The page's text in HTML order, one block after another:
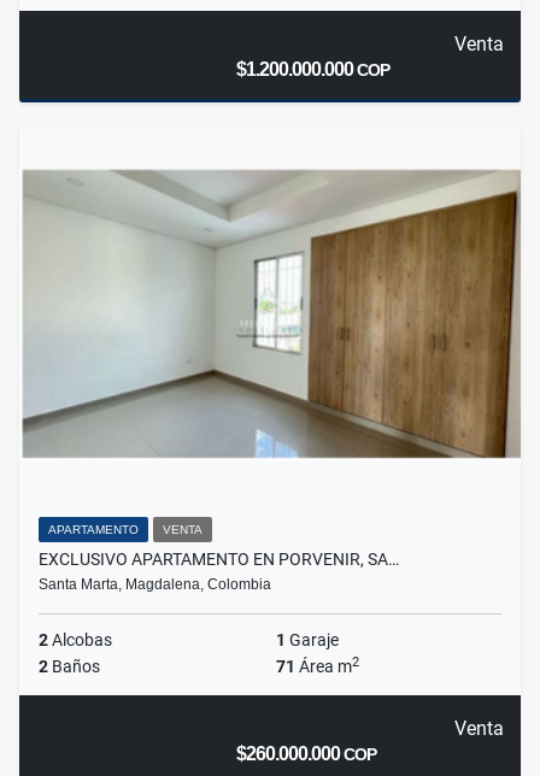
Venta
$1.200.000.000COP
APARTAMENTO VENTA
EXCLUSIVO APARTAMENTO EN PORVENIR, SA…
Santa Marta, Magdalena, Colombia
2Alcobas 1 Garaje
2 Baños 71 Área m2
Venta
$260.000.000COP